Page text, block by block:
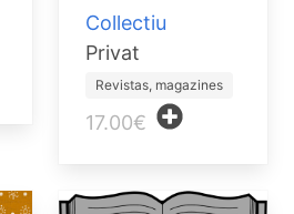
Collectiu
Privat
Revistas, magazines
17.00€